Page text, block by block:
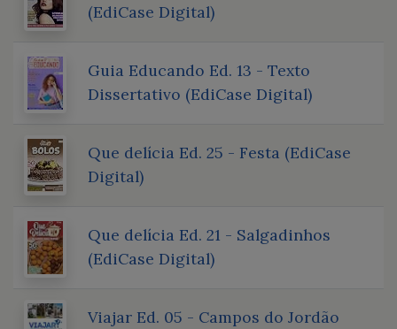
(EdiCase Digital)
Guia Educando Ed. 13 - Texto
Dissertativo (EdiCase Digital)
Que delícia Ed. 25 - Festa (EdiCase
Digital)
Que delícia Ed. 21 - Salgadinhos
(EdiCase Digital)
Viajar Ed. 05 - Campos do Jordão